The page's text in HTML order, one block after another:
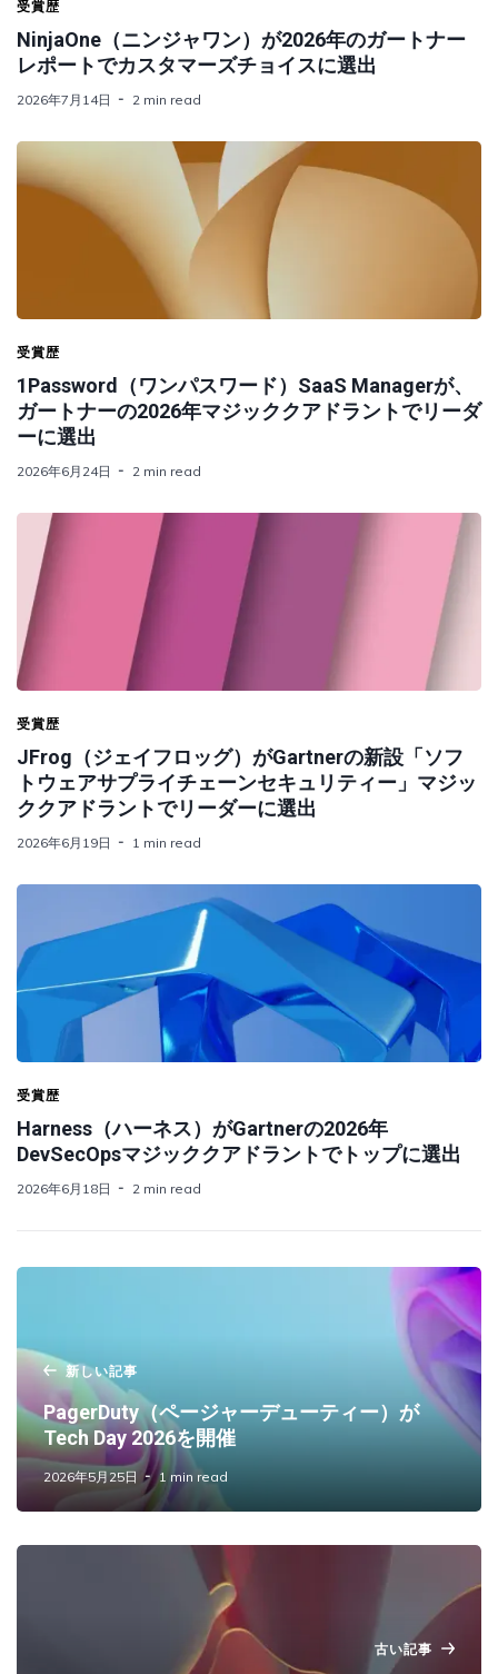
受賞歴
NinjaOne（ニンジャワン）が2026年のガートナー
レポートでカスタマーズチョイスに選出
2026年7月14日 2 min read
受賞歴
1Password（ワンパスワード）SaaS Managerが、
ガートナーの2026年マジッククアドラントでリーダ
ーに選出
2026年6月24日 2 min read
受賞歴
JFrog（ジェイフロッグ）がGartnerの新設「ソフ
トウェアサプライチェーンセキュリティー」マジッ
ククアドラントでリーダーに選出
2026年6月19日 1 min read
受賞歴
Harness（ハーネス）がGartnerの2026年
DevSecOpsマジッククアドラントでトップに選出
2026年6月18日 2 min read
新しい記事
PagerDuty（ページャーデューティー）が
Tech Day 2026を開催
2026年5月25日 1 min read
古い記事